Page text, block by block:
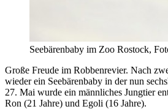
Seebärenbaby im Zoo Rostock,
Große Freude im Robbenrevier. Nach
wieder ein Seebärenbaby in der nun
27. Mai wurde ein männliches Jungtier
Ron (21 Jahre) und Egoli (16 Jahre).